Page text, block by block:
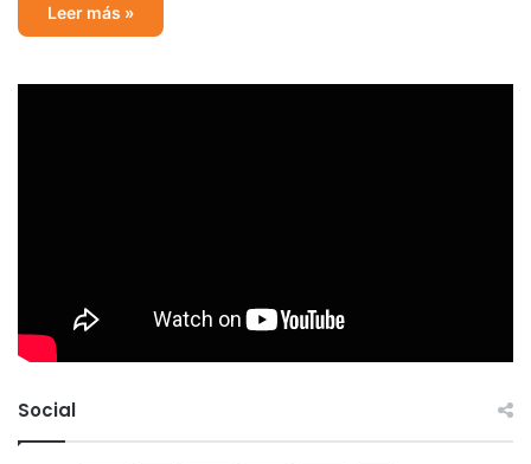
Leer más »
Social